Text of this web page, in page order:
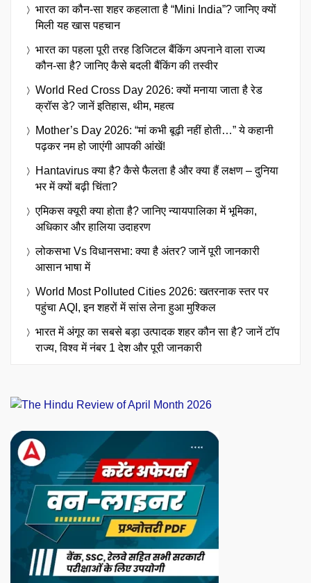
भारत का कौन-सा शहर कहलाता है “Mini India”? जानिए क्यों
मिली यह खास पहचान
भारत का पहला पूरी तरह डिजिटल बैंकिंग अपनाने वाला राज्य
कौन-सा है? जानिए कैसे बदली बैंकिंग की तस्वीर
World Red Cross Day 2026: क्यों मनाया जाता है रेड
क्रॉस डे? जानें इतिहास, थीम, महत्व
Mother’s Day 2026: “मां कभी बूढ़ी नहीं होती…” ये कहानी
पढ़कर नम हो जाएंगी आपकी आंखें!
Hantavirus क्या है? कैसे फैलता है और क्या हैं लक्षण – दुनिया
भर में क्यों बढ़ी चिंता?
एमिकस क्यूरी क्या होता है? जानिए न्यायपालिका में भूमिका,
अधिकार और हालिया उदाहरण
लोकसभा Vs विधानसभा: क्या है अंतर? जानें पूरी जानकारी
आसान भाषा में
World Most Polluted Cities 2026: खतरनाक स्तर पर
पहुंचा AQI, इन शहरों में सांस लेना हुआ मुश्किल
भारत में अंगूर का सबसे बड़ा उत्पादक शहर कौन सा है? जानें टॉप
राज्य, विश्व में नंबर 1 देश और पूरी जानकारी